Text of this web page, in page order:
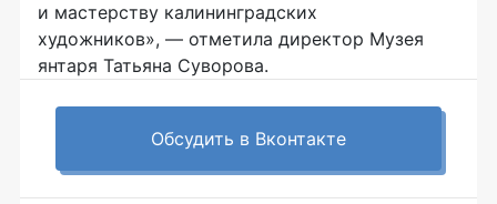
и мастерству калининградских
художников», — отметила директор Музея
янтаря Татьяна Суворова.
Обсудить в Вконтакте